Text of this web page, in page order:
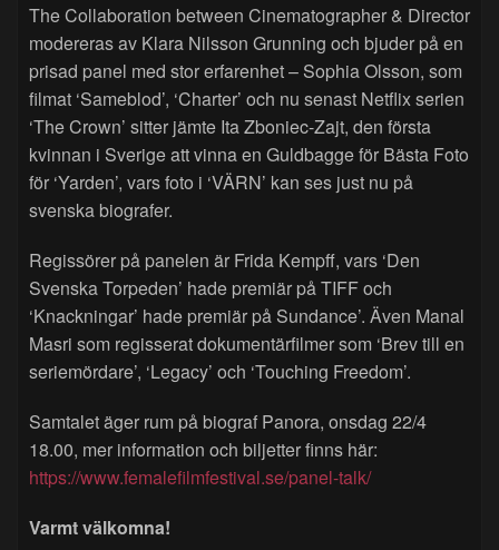
The Collaboration between Cinematographer & Director
modereras av Klara Nilsson Grunning och bjuder på en
prisad panel med stor erfarenhet – Sophia Olsson, som
filmat ‘Sameblod’, ‘Charter’ och nu senast Netflix serien
‘The Crown’ sitter jämte Ita Zboniec-Zajt, den första
kvinnan i Sverige att vinna en Guldbagge för Bästa Foto
för ‘Yarden’, vars foto i ‘VÄRN’ kan ses just nu på
svenska biografer.
Regissörer på panelen är Frida Kempff, vars ‘Den
Svenska Torpeden’ hade premiär på TIFF och
‘Knackningar’ hade premiär på Sundance’. Även Manal
Masri som regisserat dokumentärfilmer som ‘Brev till en
seriemördare’, ‘Legacy’ och ‘Touching Freedom’.
Samtalet äger rum på biograf Panora, onsdag 22/4
18.00, mer information och biljetter finns här:
https://www.femalefilmfestival.se/panel-talk/
Varmt välkomna!